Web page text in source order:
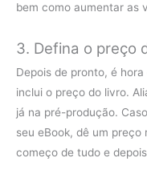
bem como aumentar as
3. Defina o preço
Depois de pronto, é
inclui o preço do livro.
já na pré-produção.
seu eBook, dê um preço
começo de tudo e